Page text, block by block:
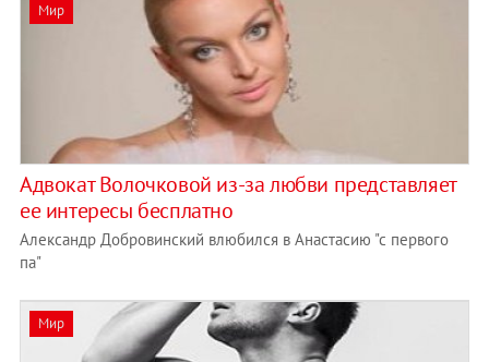
Мир
Адвокат Волочковой из-за любви представляет
ее интересы бесплатно
Александр Добровинский влюбился в Анастасию "с первого
па"
Мир